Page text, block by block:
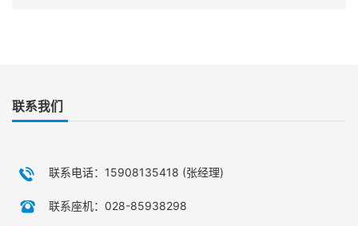
联系我们
联系电话：15908135418 (张经理)
联系座机：028-85938298